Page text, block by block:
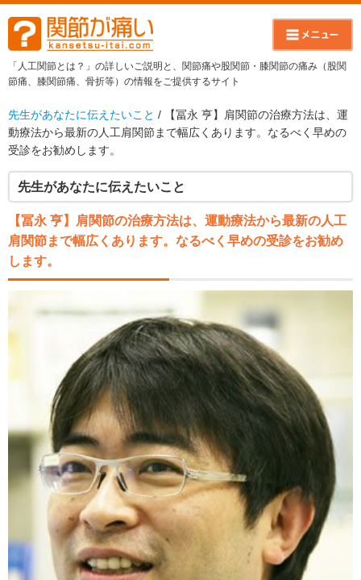
「人工関節とは？」の詳しいご説明と、関節痛や股関節・膝関節の痛み（股関
節痛、膝関節痛、骨折等）の情報をご提供するサイト
先生があなたに伝えたいこと / 【冨永 亨】肩関節の治療方法は、運
動療法から最新の人工肩関節まで幅広くあります。なるべく早めの
受診をお勧めします。
先生があなたに伝えたいこと
【冨永 亨】肩関節の治療方法は、運動療法から最新の人工
肩関節まで幅広くあります。なるべく早めの受診をお勧め
します。